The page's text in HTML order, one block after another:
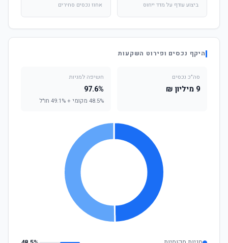
ביצוע עודף על מדד ייחוס אחוז נכסים סחירים
היקף נכסים ופירוט השקעות
סה"כ נכסים
9 מיליון ₪
חשיפה למניות
97.6%
48.5% מקומי + 49.1% חו"ל